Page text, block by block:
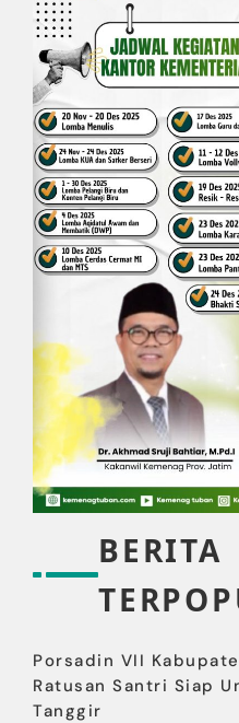
BERITA
Porsadin VII
Ratusan Santri Siap
Tanggir